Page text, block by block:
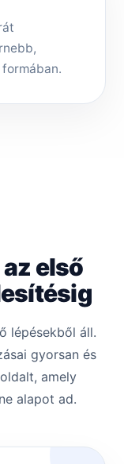
első
lépésekből áll.
gyorsan és
amely
alapot ad.